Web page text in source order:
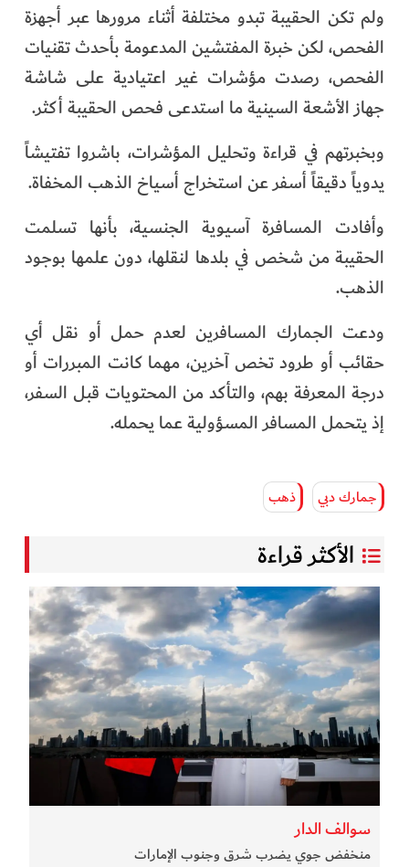
ولم تكن الحقيبة تبدو مختلفة أثناء مرورها عبر أجهزة
الفحص، لكن خبرة المفتشين المدعومة بأحدث تقنيات
الفحص، رصدت مؤشرات غير اعتيادية على شاشة
جهاز الأشعة السينية ما استدعى فحص الحقيبة أكثر.
وبخبرتهم في قراءة وتحليل المؤشرات، باشروا تفتيشاً
يدوياً دقيقاً أسفر عن استخراج أسياخ الذهب المخفاة.
وأفادت المسافرة آسيوية الجنسية، بأنها تسلمت
الحقيبة من شخص في بلدها لنقلها، دون علمها بوجود
الذهب.
ودعت الجمارك المسافرين لعدم حمل أو نقل أي
حقائب أو طرود تخص آخرين، مهما كانت المبررات أو
درجة المعرفة بهم، والتأكد من المحتويات قبل السفر،
إذ يتحمل المسافر المسؤولية عما يحمله.
جمارك دبي ذهب
الأكثر قراءة
سوالف الدار
منخفض جوي يضرب شرق وجنوب الإمارات